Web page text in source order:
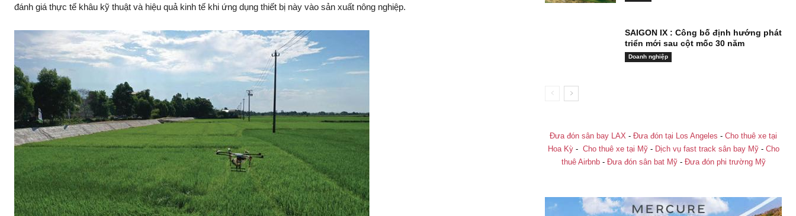
đán‌h giá thực tế khâu kỹ thuật và hiệu quả kinh tế khi ứng dụng thiết bị này vào sả‌n xuất nông nghiệp.
SAIGON IX : Công bố định hướng phát
triển mới sau cột mốc 30 năm
Doanh nghiệp
Đưa đón sân bay LAX - Đưa đón tại Los Angeles - Cho thuê xe tại
Hoa Kỳ- Cho thuê xe tại Mỹ- Dịch vụ fast track sân bay Mỹ- Cho
thuê Airbnb- Đưa đón sân bat Mỹ- Đưa đón phi trường Mỹ